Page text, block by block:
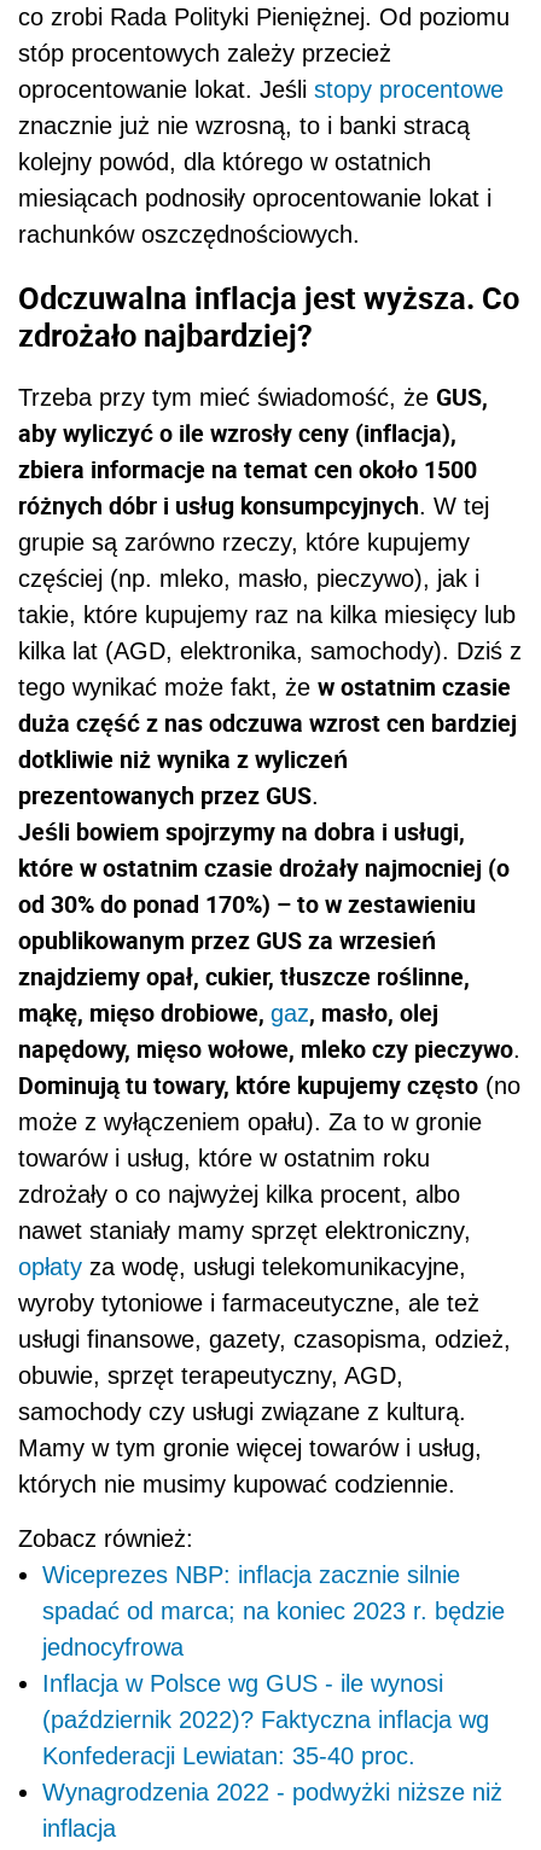
co zrobi Rada Polityki Pieniężnej. Od poziomu
stóp procentowych zależy przecież
oprocentowanie lokat. Jeśli stopy procentowe
znacznie już nie wzrosną, to i banki stracą
kolejny powód, dla którego w ostatnich
miesiącach podnosiły oprocentowanie lokat i
rachunków oszczędnościowych.
Odczuwalna inflacja jest wyższa. Co
zdrożało najbardziej?
Trzeba przy tym mieć świadomość, że GUS,
aby wyliczyć o ile wzrosły ceny (inflacja),
zbiera informacje na temat cen około 1500
różnych dóbr i usług konsumpcyjnych. W tej
grupie są zarówno rzeczy, które kupujemy
częściej (np. mleko, masło, pieczywo), jak i
takie, które kupujemy raz na kilka miesięcy lub
kilka lat (AGD, elektronika, samochody). Dziś z
tego wynikać może fakt, że w ostatnim czasie
duża część z nas odczuwa wzrost cen bardziej
dotkliwie niż wynika z wyliczeń
prezentowanych przez GUS.
Jeśli bowiem spojrzymy na dobra i usługi,
które w ostatnim czasie drożały najmocniej (o
od 30% do ponad 170%) – to w zestawieniu
opublikowanym przez GUS za wrzesień
znajdziemy opał, cukier, tłuszcze roślinne,
mąkę, mięso drobiowe, gaz, masło, olej
napędowy, mięso wołowe, mleko czy pieczywo.
Dominują tu towary, które kupujemy często (no
może z wyłączeniem opału). Za to w gronie
towarów i usług, które w ostatnim roku
zdrożały o co najwyżej kilka procent, albo
nawet staniały mamy sprzęt elektroniczny,
opłaty za wodę, usługi telekomunikacyjne,
wyroby tytoniowe i farmaceutyczne, ale też
usługi finansowe, gazety, czasopisma, odzież,
obuwie, sprzęt terapeutyczny, AGD,
samochody czy usługi związane z kulturą.
Mamy w tym gronie więcej towarów i usług,
których nie musimy kupować codziennie.
Zobacz również:
Wiceprezes NBP: inflacja zacznie silnie
spadać od marca; na koniec 2023 r. będzie
jednocyfrowa
Inflacja w Polsce wg GUS - ile wynosi
(październik 2022)? Faktyczna inflacja wg
Konfederacji Lewiatan: 35-40 proc.
Wynagrodzenia 2022 - podwyżki niższe niż
inflacja